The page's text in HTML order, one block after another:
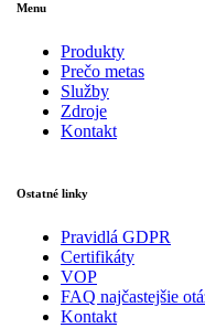
Menu
Produkty
Prečo metas
Služby
Zdroje
Kontakt
Ostatné linky
Pravidlá GDPR
Certifikáty
VOP
FAQ najčastejšie
Kontakt